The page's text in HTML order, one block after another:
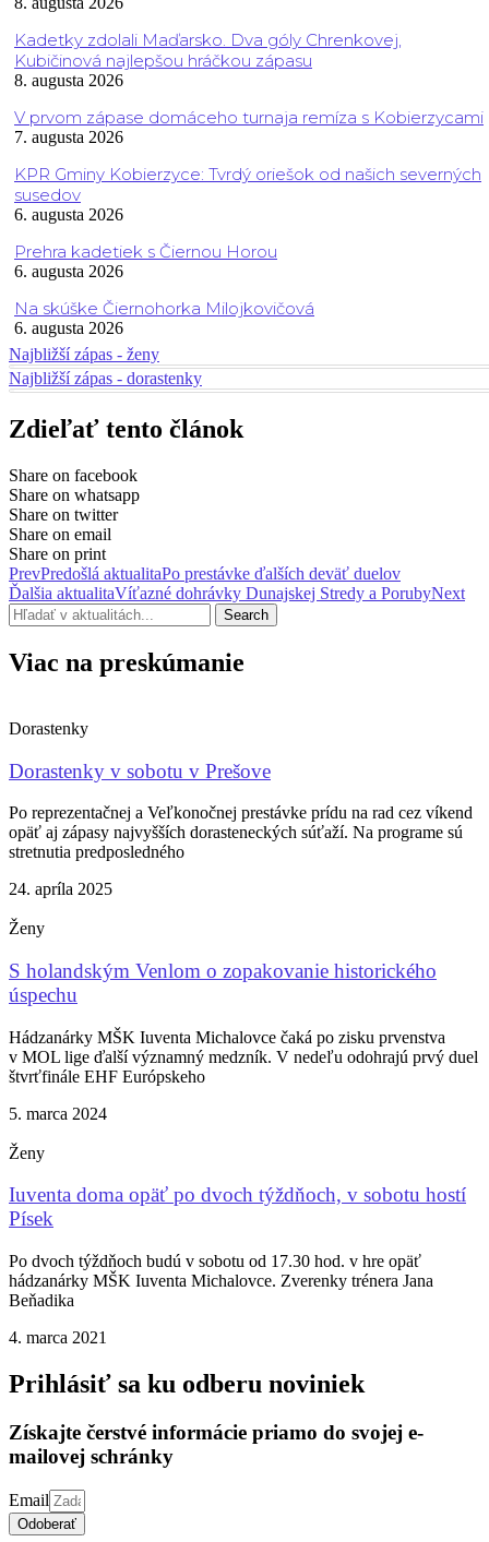
Kadetky zdolali Maďarsko. Dva góly Chrenkovej,
Kubičinová najlepšou hráčkou zápasu
8. augusta 2026
V prvom zápase domáceho turnaja remíza s Kobierzycami
7. augusta 2026
KPR Gminy Kobierzyce: Tvrdý oriešok od našich severných
susedov
6. augusta 2026
Prehra kadetiek s Čiernou Horou
6. augusta 2026
Na skúške Čiernohorka Milojkovičová
6. augusta 2026
Najbližší zápas - ženy
Najbližší zápas - dorastenky
Zdieľať tento článok
Share on facebook
Share on whatsapp
Share on twitter
Share on email
Share on print
PrevPredošlá aktualitaPo prestávke ďalších deväť duelov
Ďalšia aktualitaVíťazné dohrávky Dunajskej Stredy a PorubyNext
Search
Viac na preskúmanie
Dorastenky
Dorastenky v sobotu v Prešove
Po reprezentačnej a Veľkonočnej prestávke prídu na rad cez víkend
opäť aj zápasy najvyšších dorasteneckých súťaží. Na programe sú
stretnutia predposledného
24. apríla 2025
Ženy
S holandským Venlom o zopakovanie historického
úspechu
Hádzanárky MŠK Iuventa Michalovce čaká po zisku prvenstva
v MOL lige ďalší významný medzník. V nedeľu odohrajú prvý duel
štvrťfinále EHF Európskeho
5. marca 2024
Ženy
Iuventa doma opäť po dvoch týždňoch, v sobotu hostí
Písek
Po dvoch týždňoch budú v sobotu od 17.30 hod. v hre opäť
hádzanárky MŠK Iuventa Michalovce. Zverenky trénera Jana
Beňadika
4. marca 2021
Prihlásiť sa ku odberu noviniek
Získajte čerstvé informácie priamo do svojej e-
mailovej schránky
Email
Odoberať